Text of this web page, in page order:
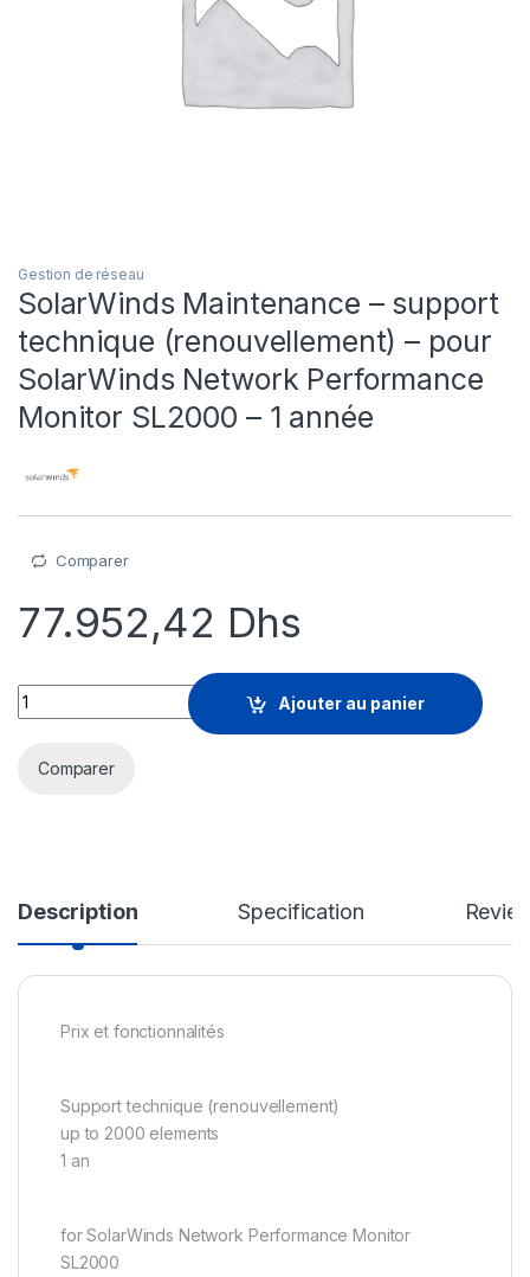
Gestion de réseau
SolarWinds Maintenance – support
technique (renouvellement) – pour
SolarWinds Network Performance
Monitor SL2000 – 1 année
Comparer
77.952,42 Dhs
SolarWinds Maintenance - support technique
Ajouter au panier
Comparer
Description Specification
Prix et fonctionnalités
Support technique (renouvellement)
up to 2000 elements
1 an
for SolarWinds Network Performance Monitor
SL2000